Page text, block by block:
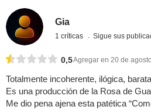
Gia
1 críticas Sigue sus
0,5Agregar en 20 de
Totalmente incoherente, ilógica,
Es una producción de la Rosa de
Me dio pena ajena esta patética